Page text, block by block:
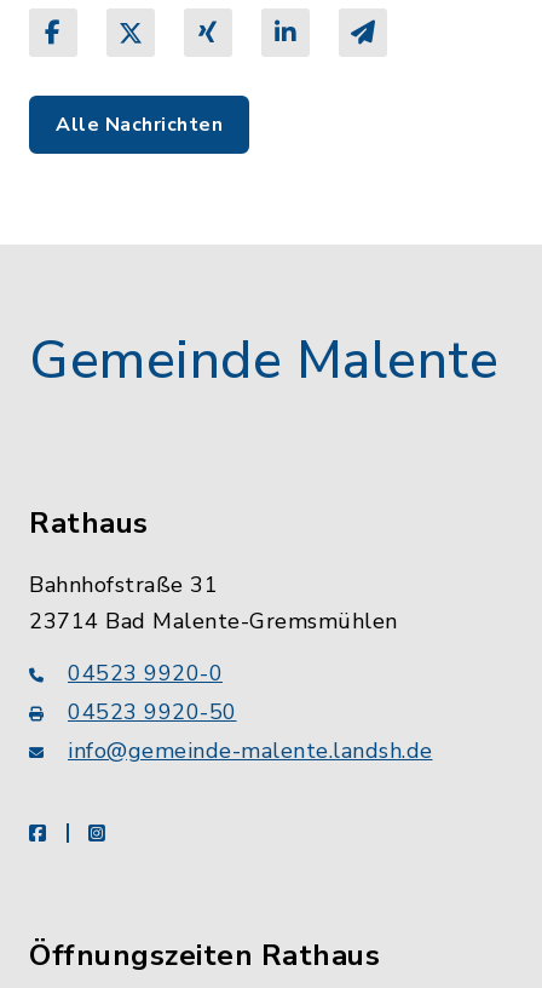
Alle Nachrichten
Gemeinde Malente
Rathaus
Bahnhofstraße 31
23714 Bad Malente-Gremsmühlen
04523 9920-0
04523 9920-50
info@gemeinde-malente.landsh.de
facebookinstagram
Öffnungszeiten Rathaus